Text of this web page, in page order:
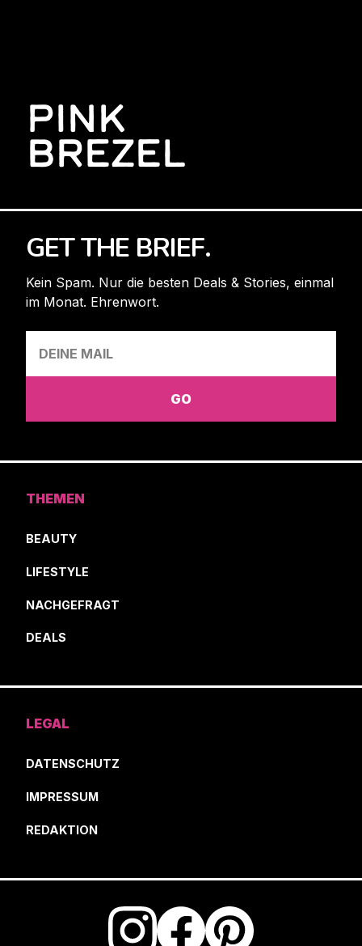
PINK
BREZEL
GET THE BRIEF.
Kein Spam. Nur die besten Deals & Stories, einmal
im Monat. Ehrenwort.
THEMEN
BEAUTY
LIFESTYLE
NACHGEFRAGT
DEALS
LEGAL
DATENSCHUTZ
IMPRESSUM
REDAKTION